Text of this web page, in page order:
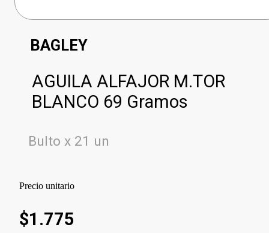
BAGLEY
AGUILA ALFAJOR M.TOR
BLANCO 69 Gramos
Bulto x 21 un
Precio unitario
$1.775